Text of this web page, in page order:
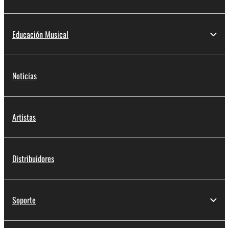
Educación Musical
Noticias
Artistas
Distribuidores
Soporte